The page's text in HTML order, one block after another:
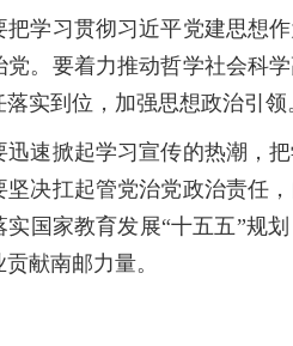
习贯彻习近平党建思想作
党。要着力推动哲学社会科
实到位，加强思想政治引领
掀起学习宣传的热潮，把
坚决扛起管党治党政治责任
实国家教育发展“十五五”规
献南邮力量。